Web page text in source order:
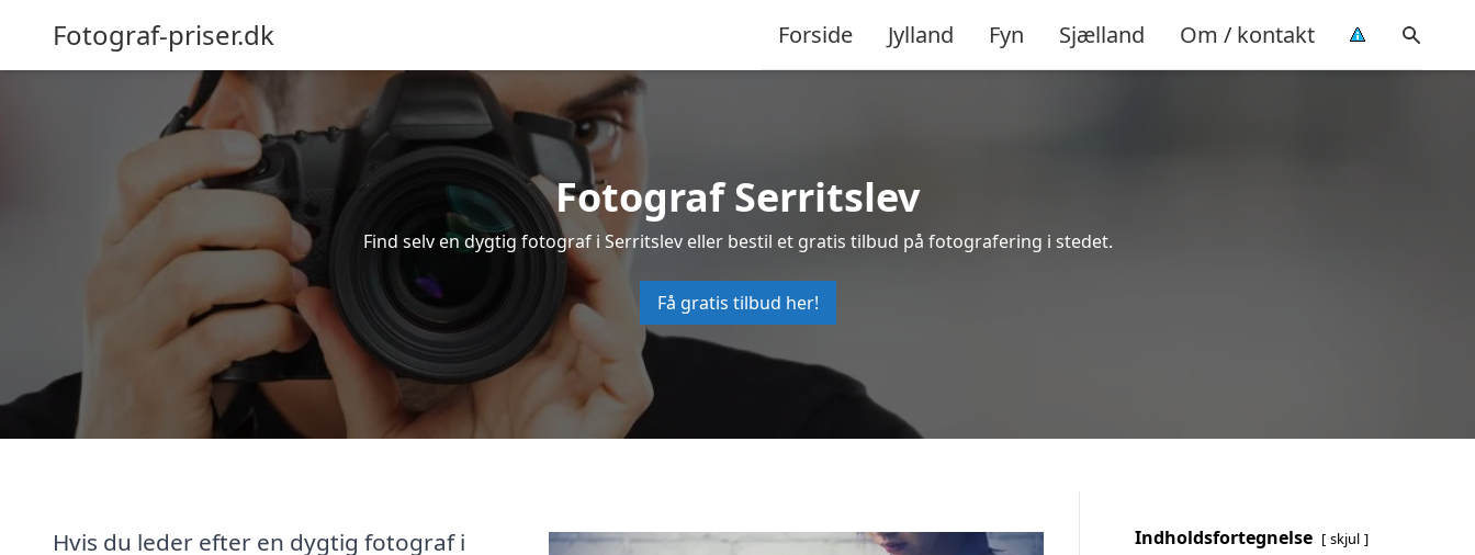
Fotograf-priser.dk Forside Jylland Fyn Sjælland Om / kontakt
Fotograf Serritslev
Find selv en dygtig fotograf i Serritslev eller bestil et gratis tilbud på fotografering i stedet.
Få gratis tilbud her!
Hvis du leder efter en dygtig fotograf i
Indholdsfortegnelse skjul